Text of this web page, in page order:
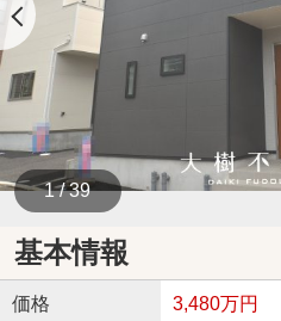
1 / 39
基本情報
価格 3,480万円